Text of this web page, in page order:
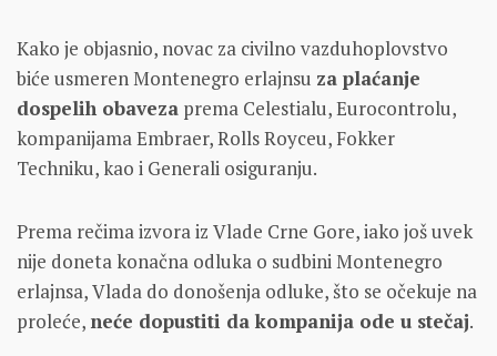
Kako je objasnio, novac za civilno vazduhoplovstvo
biće usmeren Montenegro erlajnsu za plaćanje
dospelih obaveza prema Celestialu, Eurocontrolu,
kompanijama Embraer, Rolls Royceu, Fokker
Techniku, kao i Generali osiguranju.
Prema rečima izvora iz Vlade Crne Gore, iako još uvek
nije doneta konačna odluka o sudbini Montenegro
erlajnsa, Vlada do donošenja odluke, što se očekuje na
proleće, neće dopustiti da kompanija ode u stečaj.